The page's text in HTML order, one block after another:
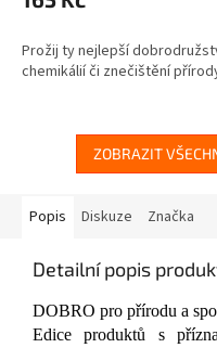
je
z
5
Prožij ty nejlepší
chemikálií či znečištění
ZOBRAZIT
Popis Diskuze Značka
Detailní popis
DOBRO pro přírodu a
Edice produktů s